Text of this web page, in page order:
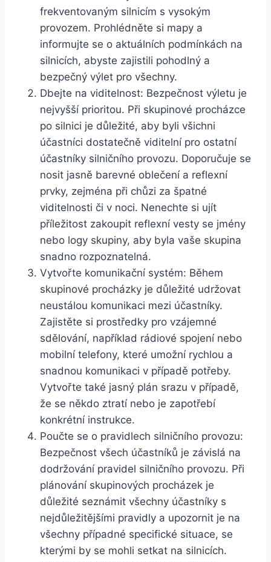
frekventovaným silnicím s vysokým
provozem. Prohlédněte si mapy a
informujte se o aktuálních podmínkách na
silnicích, abyste zajistili pohodlný a
bezpečný výlet pro všechny.
Dbejte na viditelnost: Bezpečnost výletu je
nejvyšší prioritou. Při skupinové procházce
po silnici je důležité, aby byli všichni
účastníci dostatečně viditelní pro ostatní
účastníky silničního provozu. Doporučuje se
nosit jasně barevné oblečení a reflexní
prvky, zejména při chůzi za špatné
viditelnosti či v noci. Nenechte si ujít
příležitost zakoupit reflexní vesty se jmény
nebo logy skupiny, aby byla vaše skupina
snadno rozpoznatelná.
Vytvořte komunikační systém: Během
skupinové procházky je důležité udržovat
neustálou komunikaci mezi účastníky.
Zajistěte si prostředky pro vzájemné
sdělování, například rádiové spojení nebo
mobilní telefony, které umožní rychlou a
snadnou komunikaci v případě potřeby.
Vytvořte také jasný plán srazu v případě,
že se někdo ztratí nebo je zapotřebí
konkrétní instrukce.
Poučte se o pravidlech silničního provozu:
Bezpečnost všech účastníků je závislá na
dodržování pravidel silničního provozu. Při
plánování skupinových procházek je
důležité seznámit všechny účastníky s
nejdůležitějšími pravidly a upozornit je na
všechny případné specifické situace, se
kterými by se mohli setkat na silnicích.